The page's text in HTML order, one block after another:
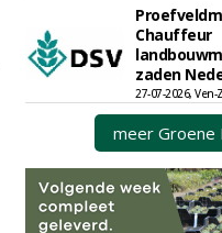
Chauffeur
zaden
27-07-2026,
meer Groene